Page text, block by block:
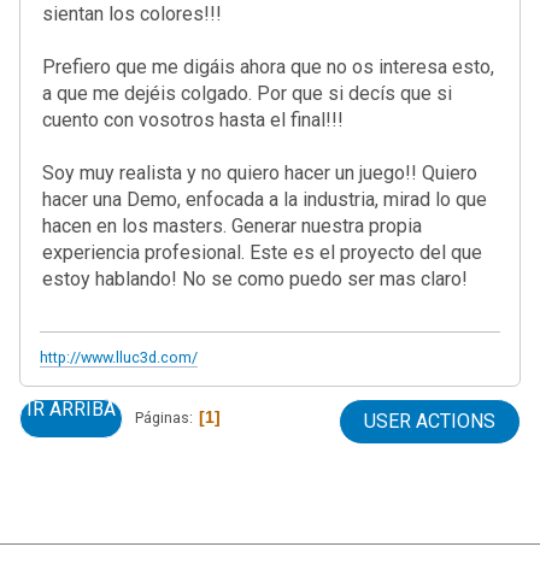
sientan los colores!!!
Prefiero que me digáis ahora que no os interesa esto,
a que me dejéis colgado. Por que si decís que si
cuento con vosotros hasta el final!!!
Soy muy realista y no quiero hacer un juego!! Quiero
hacer una Demo, enfocada a la industria, mirad lo que
hacen en los masters. Generar nuestra propia
experiencia profesional. Este es el proyecto del que
estoy hablando! No se como puedo ser mas claro!
http://www.lluc3d.com/
IR ARRIBA Páginas 1 USER ACTIONS